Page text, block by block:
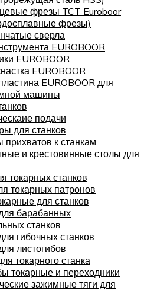
фрезы TCT Euroboor
фрезы)
сверла
EUROBOOR
EUROBOOR
EUROBOOR
EUROBOOR для
машины
подачи
для станков
прихватов к станкам
и крестовинные столы для
токарных станков
токарных патронов
для станков
барабанных
станков
гибочных станков
листогибов
токарного станка
токарные и переходники
зажимные тяги для